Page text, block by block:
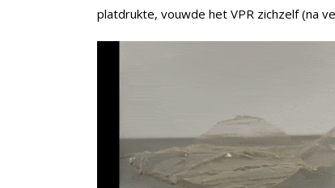
platdrukte, vouwde het VPR zichzelf (na